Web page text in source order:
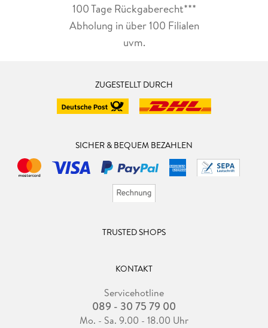
100 Tage Rückgaberecht***
Abholung in über 100 Filialen
uvm.
ZUGESTELLT DURCH
SICHER & BEQUEM BEZAHLEN
TRUSTED SHOPS
KONTAKT
Servicehotline
089 - 30 75 79 00
Mo. - Sa. 9.00 - 18.00 Uhr